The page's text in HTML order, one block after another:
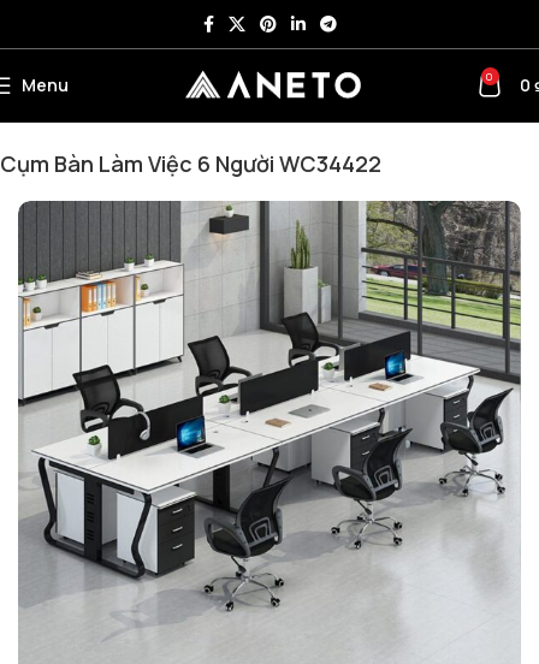
Menu 0 0
Cụm Bàn Làm Việc 6 Người WC34422